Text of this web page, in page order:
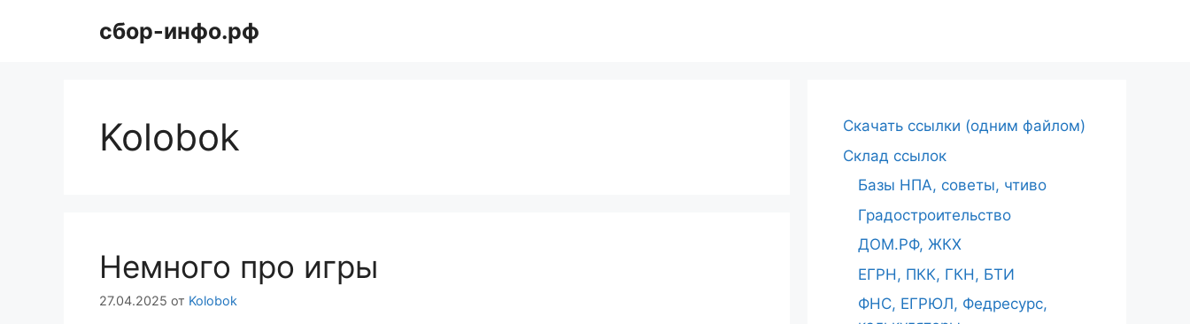
сбор-инфо.рф
Kolobok
Немного про игры
27.04.2025 от Kolobok
Cкачать ссылки (одним файлом)
Склад ссылок
Базы НПА, советы, чтиво
Градостроительство
ДОМ.РФ, ЖКХ
ЕГРН, ПКК, ГКН, БТИ
ФНС, ЕГРЮЛ, Федресурс,